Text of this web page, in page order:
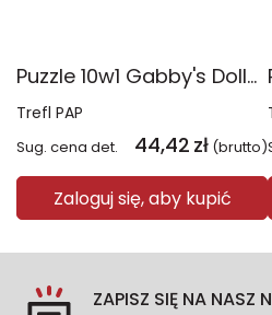
Puzzle 10w1 Gabby's Dollhouse Gabby i jej świat 96014
Trefl PAP
Sug. cena det. 44,42 zł (brutto)
Zaloguj się, aby kupić
ZAPISZ SIĘ NA NASZ